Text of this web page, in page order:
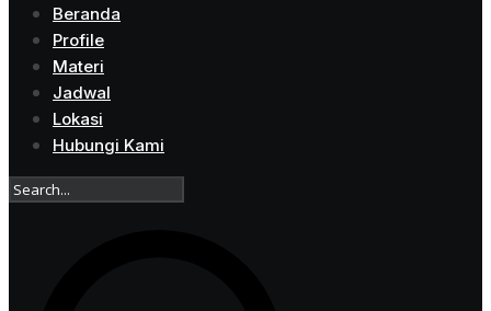
Beranda
Profile
Materi
Jadwal
Lokasi
Hubungi Kami